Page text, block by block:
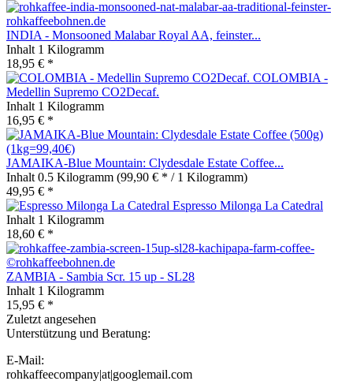
INDIA - Monsooned Malabar Royal AA, feinster...
Inhalt 1 Kilogramm
18,95 € *
COLOMBIA -
Medellin Supremo CO2Decaf.
Inhalt 1 Kilogramm
16,95 € *
JAMAIKA-Blue Mountain: Clydesdale Estate Coffee...
Inhalt 0.5 Kilogramm (99,90 € * / 1 Kilogramm)
49,95 € *
Espresso Milonga La Catedral
Inhalt 1 Kilogramm
18,60 € *
ZAMBIA - Sambia Scr. 15 up - SL28
Inhalt 1 Kilogramm
15,95 € *
Zuletzt angesehen
Unterstützung und Beratung:
E-Mail:
rohkaffeecompany|at|googlemail.com